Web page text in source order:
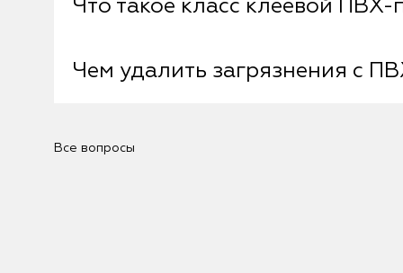
Что такое класс клеевой ПВХ-
Класс напольного покрытия состоит
жилых помещений (2) с умеренной
Чем удалить загрязнения с
При попадании на поверхность Art
Все вопросы